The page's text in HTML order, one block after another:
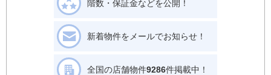
階数・保証金などを公開！
新着物件をメールでお知らせ！
全国の店舗物件9286件掲載中！